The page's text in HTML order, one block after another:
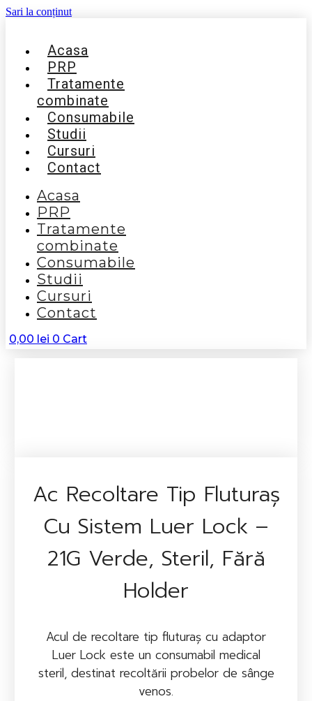
Sari la conținut
Acasa
PRP
Tratamente
combinate
Consumabile
Studii
Cursuri
Contact
Acasa
PRP
Tratamente
combinate
Consumabile
Studii
Cursuri
Contact
0,00 lei 0 Cart
Ac Recoltare Tip Fluturaș
Cu Sistem Luer Lock –
21G Verde, Steril, Fără
Holder
Acul de recoltare tip fluturaș cu adaptor
Luer Lock este un consumabil medical
steril, destinat recoltării probelor de sânge
venos.